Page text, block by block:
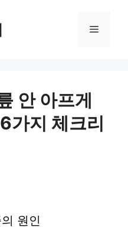
메
안 아프게
가지 체크리
원인